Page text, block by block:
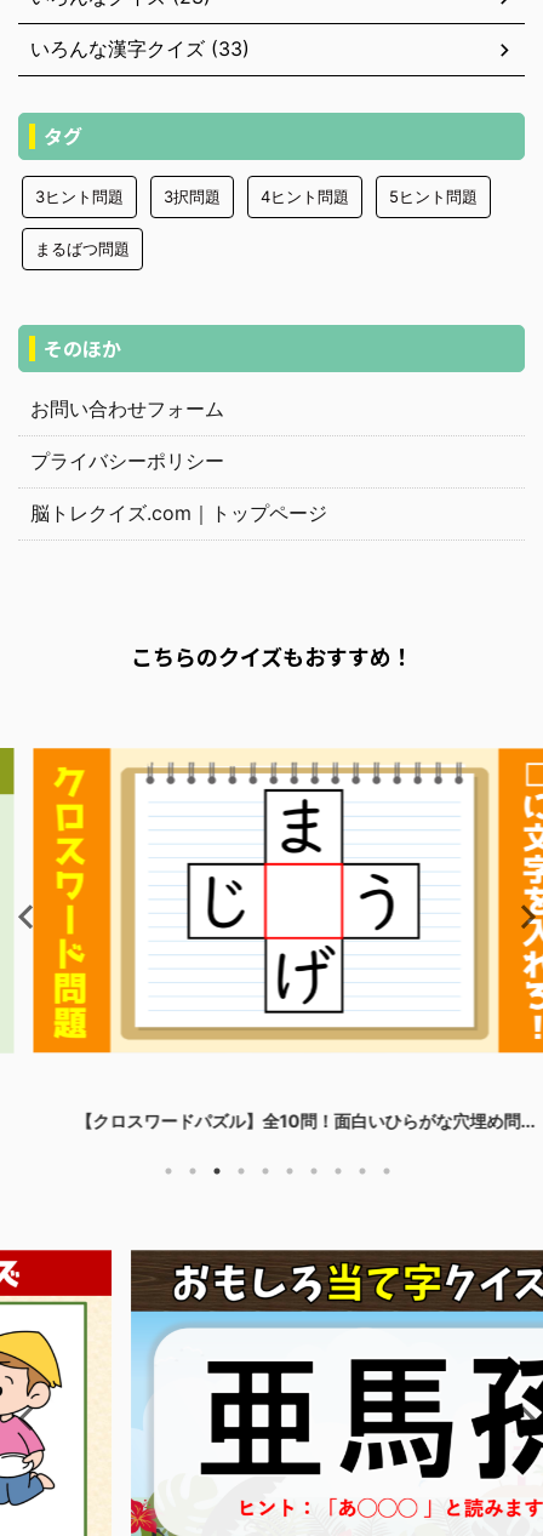
いろんな漢字クイズ (33)
タグ
3ヒント問題 3択問題 4ヒント問題 5ヒント問題
まるばつ問題
そのほか
お問い合わせフォーム
プライバシーポリシー
脳トレクイズ.com｜トップページ
こちらのクイズもおすすめ！
【クロスワードパズル】全10問！面白いひらがな穴埋め問...